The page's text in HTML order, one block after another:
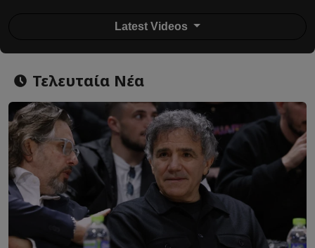
Latest Videos
Τελευταία Νέα